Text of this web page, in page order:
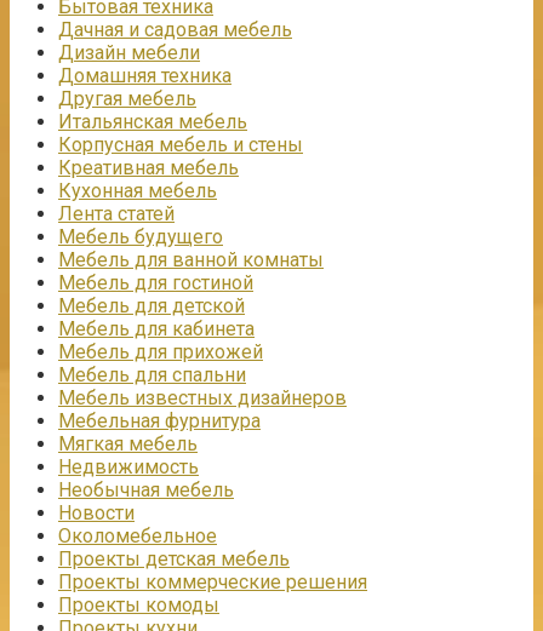
Бытовая техника
Дачная и садовая мебель
Дизайн мебели
Домашняя техника
Другая мебель
Итальянская мебель
Корпусная мебель и стены
Креативная мебель
Кухонная мебель
Лента статей
Мебель будущего
Мебель для ванной комнаты
Мебель для гостиной
Мебель для детской
Мебель для кабинета
Мебель для прихожей
Мебель для спальни
Мебель известных дизайнеров
Мебельная фурнитура
Мягкая мебель
Недвижимость
Необычная мебель
Новости
Околомебельное
Проекты детская мебель
Проекты коммерческие решения
Проекты комоды